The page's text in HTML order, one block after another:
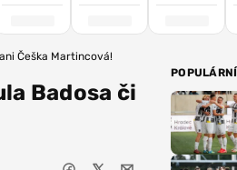
Češka Martincová!
Badosa či
POPULÁRNÍ